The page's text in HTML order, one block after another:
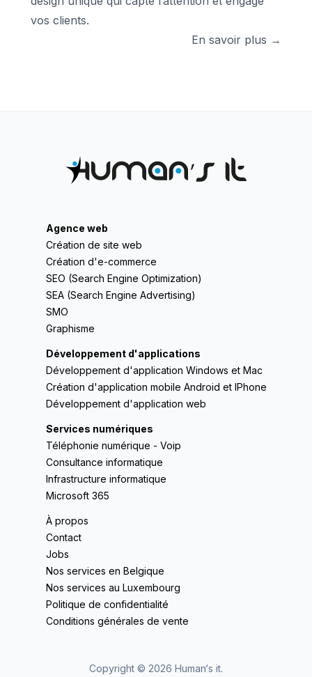
vos clients.
En savoir plus →
Agence web
Création de site web
Création d'e-commerce
SEO (Search Engine Optimization)
SEA (Search Engine Advertising)
SMO
Graphisme
Développement d'applications
Développement d'application Windows et Mac
Création d'application mobile Android et IPhone
Développement d'application web
Services numériques
Téléphonie numérique - Voip
Consultance informatique
Infrastructure informatique
Microsoft 365
À propos
Contact
Jobs
Nos services en Belgique
Nos services au Luxembourg
Politique de confidentialité
Conditions générales de vente
Copyright © 2026 Human‘s it.